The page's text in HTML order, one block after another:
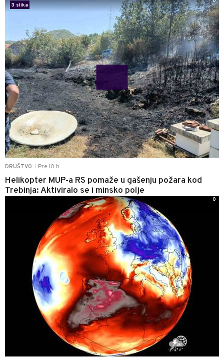
DRUŠTVO Pre 10 h
Helikopter MUP-a RS pomaže u gašenju požara kod
Trebinja: Aktiviralo se i minsko polje
3 slika
0